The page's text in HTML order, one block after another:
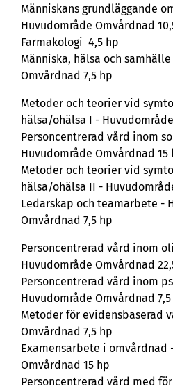
Människans grundläggande
Huvudområde Omvårdnad
Farmakologi 4,5 hp
Människa, hälsa och
Omvårdnad 7,5 hp
Metoder och teorier vid
hälsa/ohälsa I -
Personcentrerad vård inom
Huvudområde Omvårdnad 15
Metoder och teorier vid
hälsa/ohälsa II -
Ledarskap och teamarbete -
Omvårdnad 7,5 hp
Personcentrerad vård inom
Huvudområde Omvårdnad
Personcentrerad vård inom
Huvudområde Omvårdnad
Metoder för evidensbaserad
Omvårdnad 7,5 hp
Examensarbete i omvårdnad
Omvårdnad 15 hp
Personcentrerad vård med